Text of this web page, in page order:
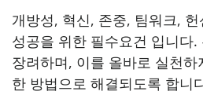
개방성, 혁신, 존중, 팀워크,
성공을 위한 필수요건 입니다
장려하며, 이를 올바로 실천
한 방법으로 해결되도록 합니